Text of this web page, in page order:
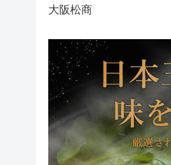
大阪松商